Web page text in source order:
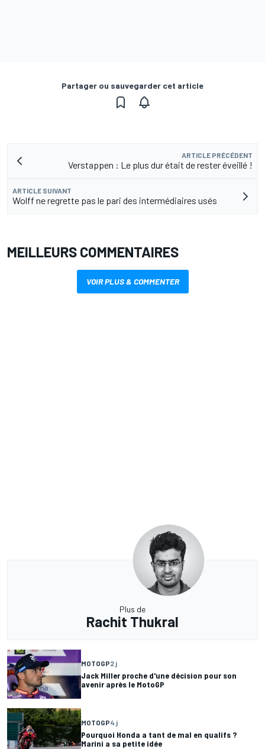
Partager ou sauvegarder cet article
ARTICLE PRÉCÉDENT
Verstappen : Le plus dur était de rester éveillé !
ARTICLE SUIVANT
Wolff ne regrette pas le pari des intermédiaires usés
MEILLEURS COMMENTAIRES
VOIR PLUS & COMMENTER
Plus de
Rachit Thukral
MOTOGP2 j
Jack Miller proche d'une décision pour son
avenir après le MotoGP
MOTOGP4 j
Pourquoi Honda a tant de mal en qualifs ?
Marini a sa petite idée